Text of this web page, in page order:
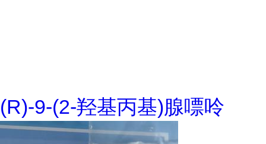
(R)-9-(2-羟基丙基)腺嘌呤